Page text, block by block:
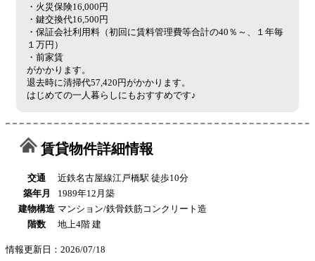
・火災保険16,000円
・鍵交換代16,500円
・保証会社利用料（初回に賃料管理費等合計の40％～、１年毎
１万円）
・前家賃
がかかります。
退去時に清掃代57,420円がかかります。
はじめての一人暮らしにもおすすめです♪
賃貸物件詳細情報
交通
近鉄名古屋線江戸橋駅 徒歩10分
築年月
1989年12月築
建物構造 マンション/鉄骨鉄筋コンクリート造
階数
地上4階 建
情報更新日：2026/07/18